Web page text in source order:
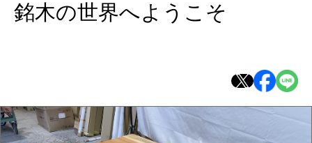
銘木の世界へようこそ